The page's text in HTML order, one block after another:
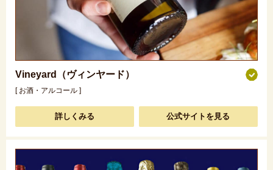
Vineyard（ヴィンヤード）
[ お酒・アルコール ]
詳しくみる 公式サイトを見る